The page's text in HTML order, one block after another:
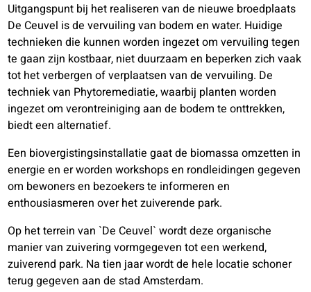
Uitgangspunt bij het realiseren van de nieuwe broedplaats
De Ceuvel is de vervuiling van bodem en water. Huidige
technieken die kunnen worden ingezet om vervuiling tegen
te gaan zijn kostbaar, niet duurzaam en beperken zich vaak
tot het verbergen of verplaatsen van de vervuiling. De
techniek van Phytoremediatie, waarbij planten worden
ingezet om verontreiniging aan de bodem te onttrekken,
biedt een alternatief.
Een biovergistingsinstallatie gaat de biomassa omzetten in
energie en er worden workshops en rondleidingen gegeven
om bewoners en bezoekers te informeren en
enthousiasmeren over het zuiverende park.
Op het terrein van `De Ceuvel` wordt deze organische
manier van zuivering vormgegeven tot een werkend,
zuiverend park. Na tien jaar wordt de hele locatie schoner
terug gegeven aan de stad Amsterdam.